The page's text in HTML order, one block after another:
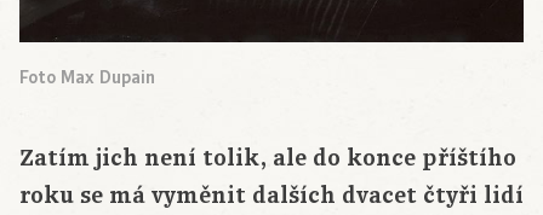
Foto Max Dupain
Zatím jich není tolik, ale do konce příštího
roku se má vyměnit dalších dvacet čtyři lidí